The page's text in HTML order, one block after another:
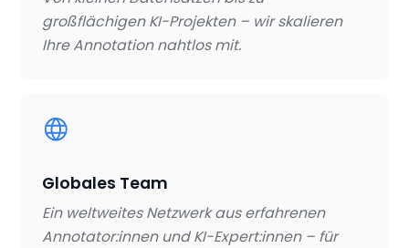
großflächigen KI-Projekten – wir skalieren
Ihre Annotation nahtlos mit.
Globales Team
Ein weltweites Netzwerk aus erfahrenen
Annotator:innen und KI-Expert:innen – für